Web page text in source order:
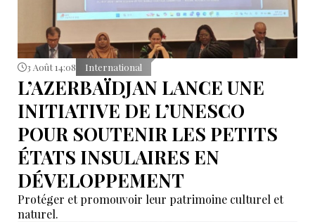
3 Août 14:08 International
L’AZERBAÏDJAN LANCE UNE
INITIATIVE DE L’UNESCO
POUR SOUTENIR LES PETITS
ÉTATS INSULAIRES EN
DÉVELOPPEMENT
Protéger et promouvoir leur patrimoine culturel et
naturel.